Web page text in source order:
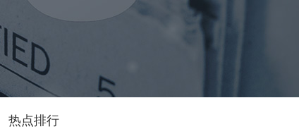
热点排行